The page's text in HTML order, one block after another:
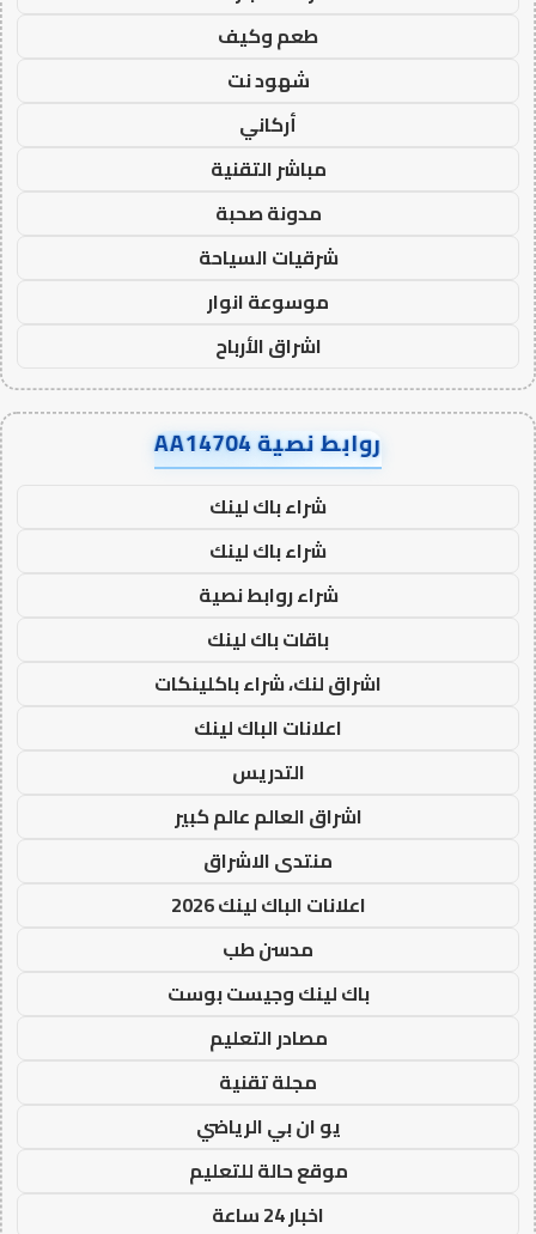
طعم وكيف
شهود نت
أركاني
مباشر التقنية
مدونة صحبة
شرقيات السياحة
موسوعة انوار
اشراق الأرباح
روابط نصية AA14704
شراء باك لينك
شراء باك لينك
شراء روابط نصية
باقات باك لينك
اشراق لنك، شراء باكلينكات
اعلانات الباك لينك
التدريس
اشراق العالم عالم كبير
منتدى الاشراق
اعلانات الباك لينك 2026
مدسن طب
باك لينك وجيست بوست
مصادر التعليم
مجلة تقنية
يو ان بي الرياضي
موقع حالة للتعليم
اخبار 24 ساعة